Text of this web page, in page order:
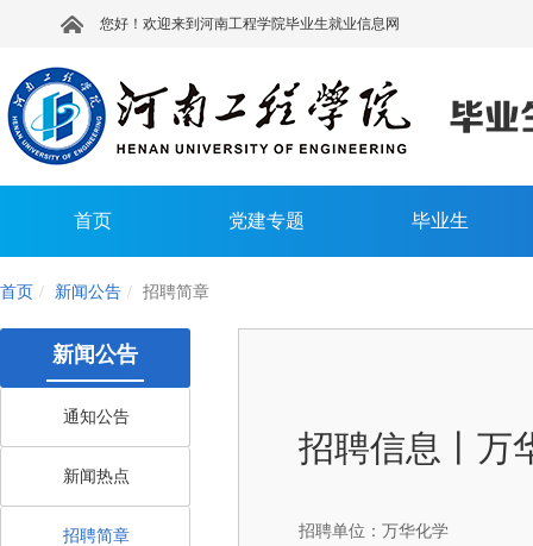
您好！欢迎来到河南工程学院毕业生就业信息网
首页 党建专题 毕业生
首页 新闻公告 招聘简章
新闻公告
通知公告
新闻热点
招聘简章
招聘信息丨万
招聘单位： 万华化学